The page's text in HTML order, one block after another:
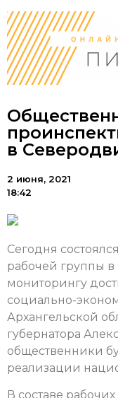
в
2 июня, 2021
18:42
Сегодня
рабочей группы
мониторингу
социально-
Архангельской
губернатора
общественники
реализации
В составе